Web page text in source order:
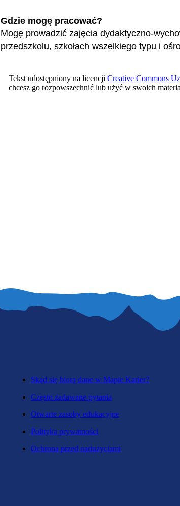
Gdzie mogę pracować?
Mogę prowadzić zajęcia dydaktyczno-
przedszkolu, szkołach wszelkiego typu i
Tekst udostępniony na licencji Creative Commons
chcesz go rozpowszechnić lub użyć w swoich
Skąd się biorą dane w Mapie Karier?
Często zadawane pytania
Otwarte zasoby edukacyjne
Polityka prywatności
Ochrona przed nadużyciami